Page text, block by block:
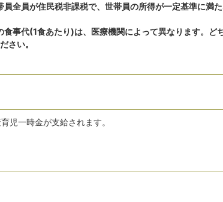
全員が住民税非課税で、世帯員の所得が一定基準に満
事代(1食あたり)は、医療機関によって異なります。ど
さい。
児一時金が支給されます。